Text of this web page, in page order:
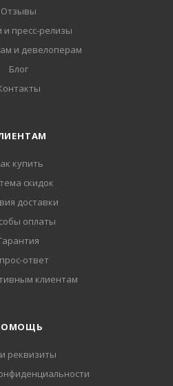
Отзывы
и пресс-релизы
и девелоперам
Блог
купить
скидок
доставки
оплаты
ответ
клиентам
реквизиты